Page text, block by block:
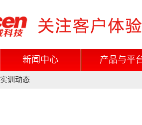
新闻中心 产品与平
实训动态